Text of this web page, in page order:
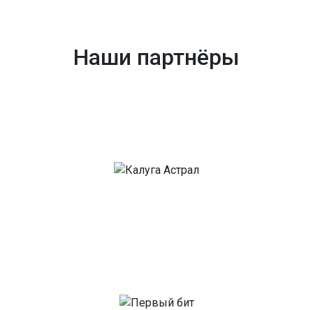
Наши партнёры